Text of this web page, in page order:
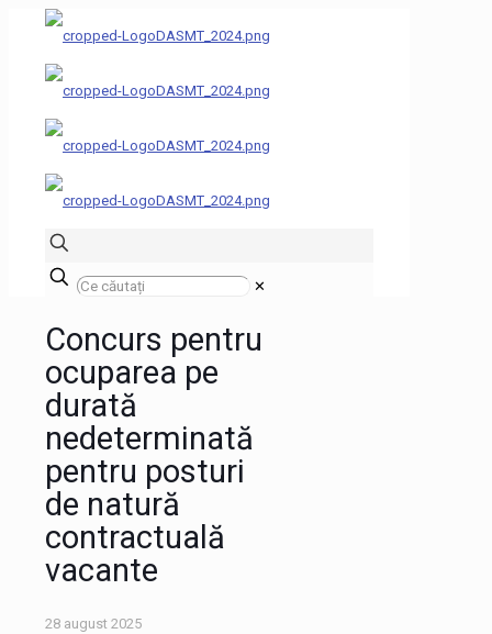
✕
Concurs pentru
ocuparea pe
durată
nedeterminată
pentru posturi
de natură
contractuală
vacante
28 august 2025